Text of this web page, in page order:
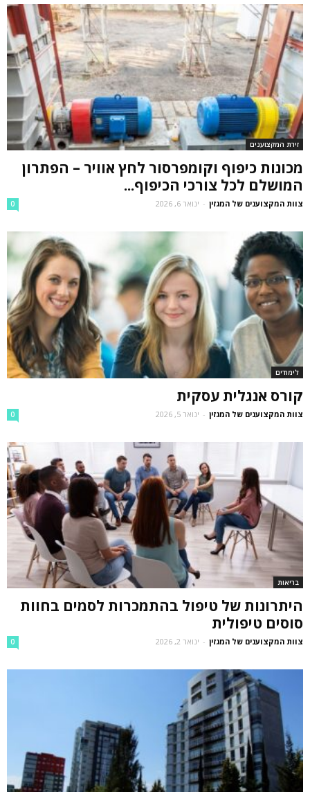
זירת המקצוענים
מכונות כיפוף וקומפרסור לחץ אוויר – הפתרון
המושלם לכל צורכי הכיפוף...
צוות המקצוענים של המגזין - ינואר 6, 2026 0
לימודים
קורס אנגלית עסקית
צוות המקצוענים של המגזין - ינואר 5, 2026 0
בריאות
היתרונות של טיפול בהתמכרות לסמים בחוות
סוסים טיפולית
צוות המקצוענים של המגזין - ינואר 2, 2026 0